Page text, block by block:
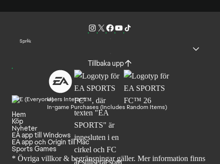
Språk
Tillbaka upp
Users Interact
In-game Purchases (Includes Random Items)
Hem
Köp
Nyheter
EA app till Windows
EA app och Origin till Mac
Sports Games
* Övriga villkor & begränsningar gäller. Merinformation finns